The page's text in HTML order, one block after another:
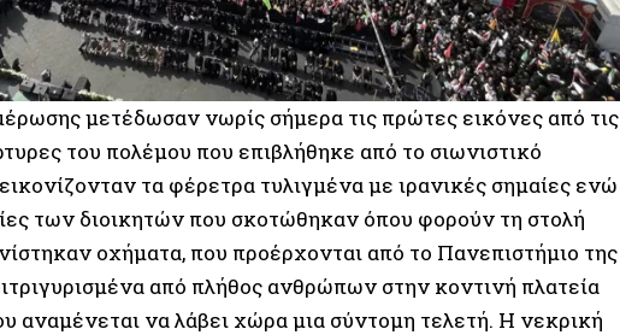
μετέδωσαν νωρίς σήμερα τις πρώτες εικόνες από τις
του πολέμου που επιβλήθηκε από το σιωνιστικό
τα φέρετρα τυλιγμένα με ιρανικές σημαίες ενώ
των διοικητών που σκοτώθηκαν όπου φορούν τη στολή
οχήματα, που προέρχονται από το Πανεπιστήμιο της
από πλήθος ανθρώπων στην κοντινή πλατεία
αναμένεται να λάβει χώρα μια σύντομη τελετή. Η νεκρική